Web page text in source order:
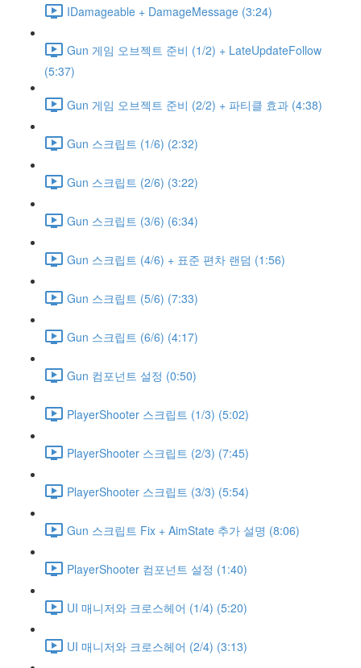
IDamageable + DamageMessage (3:24)
Gun 게임 오브젝트 준비 (1/2) + LateUpdateFollow
(5:37)
Gun 게임 오브젝트 준비 (2/2) + 파티클 효과 (4:38)
Gun 스크립트 (1/6) (2:32)
Gun 스크립트 (2/6) (3:22)
Gun 스크립트 (3/6) (6:34)
Gun 스크립트 (4/6) + 표준 편차 랜덤 (1:56)
Gun 스크립트 (5/6) (7:33)
Gun 스크립트 (6/6) (4:17)
Gun 컴포넌트 설정 (0:50)
PlayerShooter 스크립트 (1/3) (5:02)
PlayerShooter 스크립트 (2/3) (7:45)
PlayerShooter 스크립트 (3/3) (5:54)
Gun 스크립트 Fix + AimState 추가 설명 (8:06)
PlayerShooter 컴포넌트 설정 (1:40)
UI 매니저와 크로스헤어 (1/4) (5:20)
UI 매니저와 크로스헤어 (2/4) (3:13)